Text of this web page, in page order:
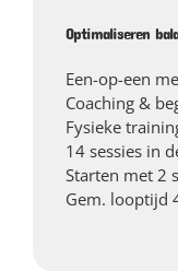
Optimaliseren
Een-op-een
Coaching &
Fysieke
14 sessies in
Starten met 2
Gem. looptijd